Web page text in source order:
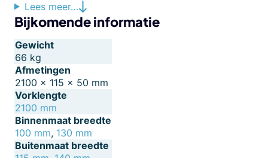
Lees meer…
Bijkomende informatie
Gewicht
66 kg
Afmetingen
2100 × 115 × 50 mm
Vorklengte
2100 mm
Binnenmaat breedte
100 mm, 130 mm
Buitenmaat breedte